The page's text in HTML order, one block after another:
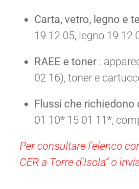
Carta, vetro, legno e
19 12 05, legno 19 12
RAEE e toner :
02 16), toner e
Flussi che richiedono
01 10* 15 01 11*,
Per consultare l'elenco
CER a Torre d'Isola” o